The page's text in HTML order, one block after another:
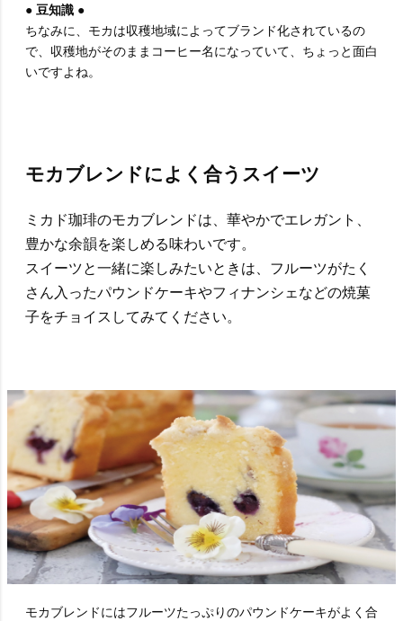
● 豆知識 ●
ちなみに、モカは収穫地域によってブランド化されているの
で、収穫地がそのままコーヒー名になっていて、ちょっと面白
いですよね。
モカブレンドによく合うスイーツ
ミカド珈琲のモカブレンドは、華やかでエレガント、
豊かな余韻を楽しめる味わいです。
スイーツと一緒に楽しみたいときは、フルーツがたく
さん入ったパウンドケーキやフィナンシェなどの焼菓
子をチョイスしてみてください。
モカブレンドにはフルーツたっぷりのパウンドケーキがよく合